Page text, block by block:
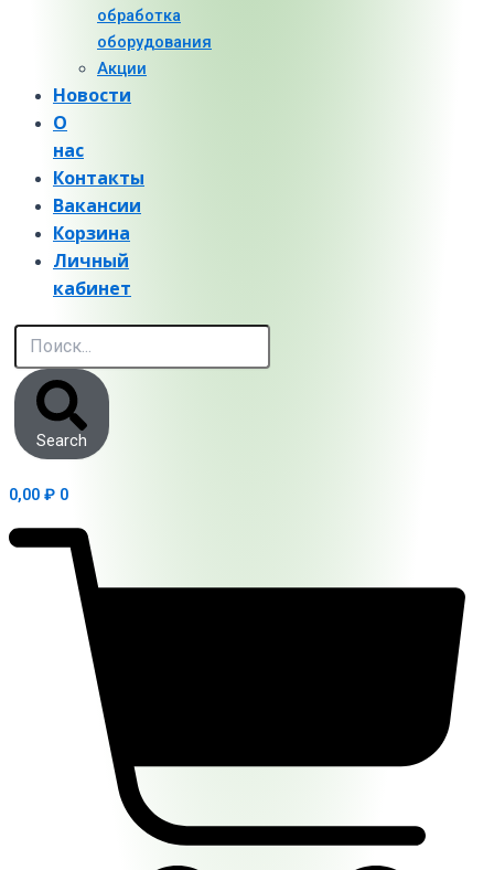
обработка
оборудования
Акции
Новости
О
нас
Контакты
Вакансии
Корзина
Личный
кабинет
Search
0,00 ₽ 0